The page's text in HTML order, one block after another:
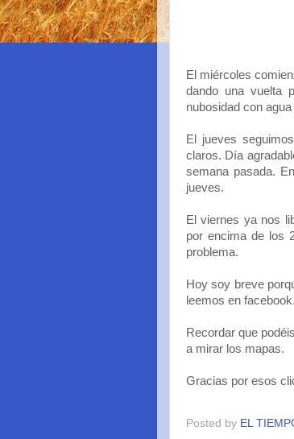
El miércoles
dando una vuelta
nubosidad con
El jueves
claros. Día
semana pasada.
jueves.
El viernes ya nos
por encima de los
problema.
Hoy soy breve
leemos en facebook.
Recordar que
a mirar los mapas.
Gracias por esos
Posted by EL